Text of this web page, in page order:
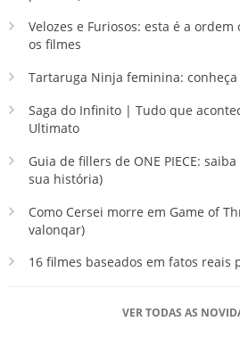
Velozes e Furiosos: esta é a
os filmes
Tartaruga Ninja feminina:
Saga do Infinito | Tudo que
Ultimato
Guia de fillers de ONE PIECE:
sua história)
Como Cersei morre em Game of
valonqar)
16 filmes baseados em fatos reais
VER TODAS AS